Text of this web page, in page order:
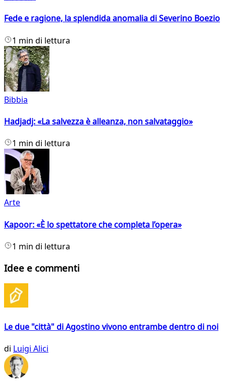
Fede e ragione, la splendida anomalia di Severino Boezio
1 min di lettura
Bibbia
Hadjadj: «La salvezza è alleanza, non salvataggio»
1 min di lettura
Arte
Kapoor: «È lo spettatore che completa l’opera»
1 min di lettura
Idee e commenti
Le due "città" di Agostino vivono entrambe dentro di noi
di Luigi Alici